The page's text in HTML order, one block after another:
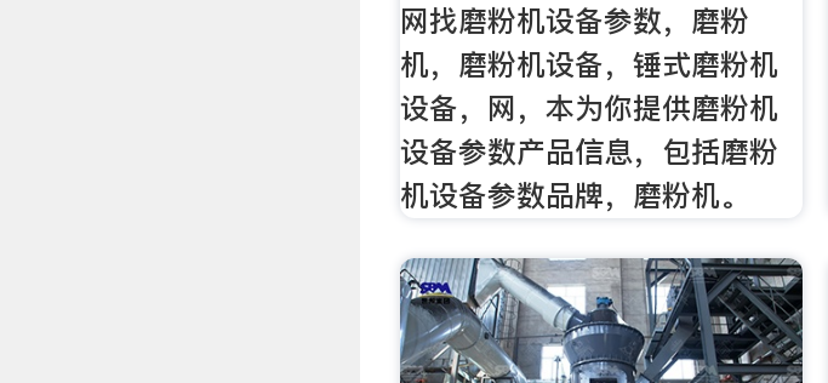
网找磨粉机设备参数，磨粉
机，磨粉机设备，锤式磨粉机
设备，网，本为你提供磨粉机
设备参数产品信息，包括磨粉
机设备参数品牌，磨粉机。